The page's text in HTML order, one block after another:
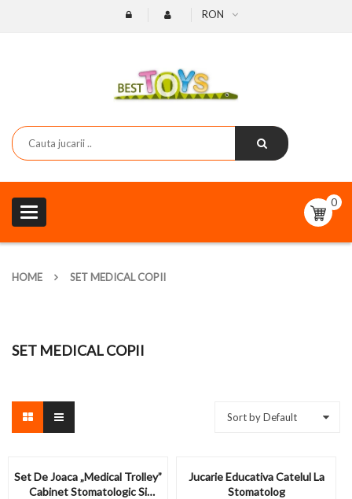
RON
Toggle
navigation
0
HOME SET MEDICAL COPII
SET MEDICAL COPII
Sort by Default
Set De Joaca „Medical Trolley”
Cabinet Stomatologic Si
Jucarie Educativa Catelul La
Stomatolog